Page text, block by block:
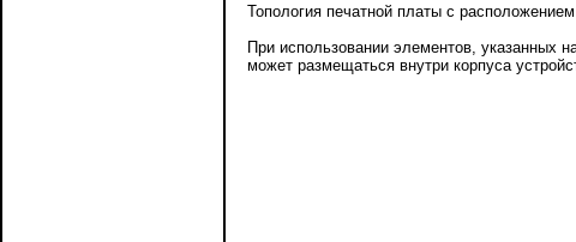
Топология печатной платы с
При использовании элементов, указанных
может размещаться внутри корпуса